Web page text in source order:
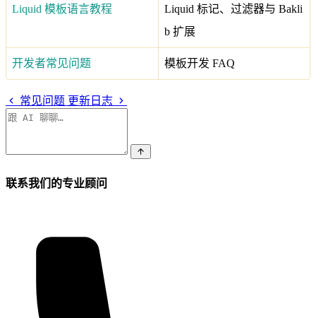
Liquid 模板语言教程
Liquid 标记、过滤器与 Bakli
b 扩展
开发者常见问题 模板开发 FAQ
常见问题 更新日志
联系我们的专业顾问